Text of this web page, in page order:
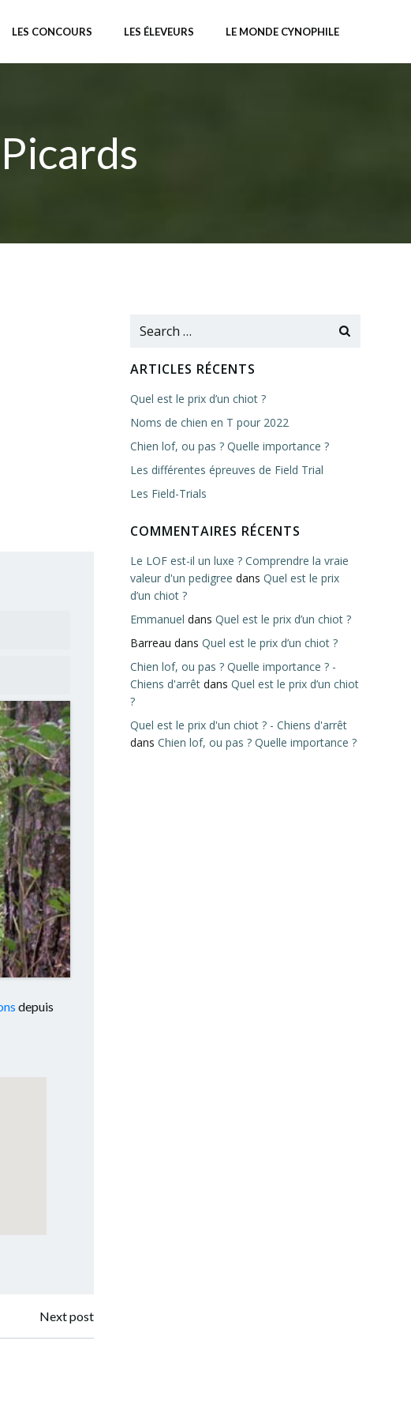
LES CONCOURS LES ÉLEVEURS LE MONDE CYNOPHILE
depuis
Next post
Search
ARTICLES RÉCENTS
Quel est le prix d’un chiot ?
Noms de chien en T pour 2022
Chien lof, ou pas ? Quelle importance ?
Les différentes épreuves de Field Trial
Les Field-Trials
COMMENTAIRES RÉCENTS
Le LOF est-il un luxe ? Comprendre la vraie
valeur d'un pedigree dans Quel est le prix
d’un chiot ?
Emmanuel dans Quel est le prix d’un chiot ?
Barreau dans Quel est le prix d’un chiot ?
Chien lof, ou pas ? Quelle importance ? -
Chiens d'arrêt dans Quel est le prix d’un chiot
?
Quel est le prix d'un chiot ? - Chiens d'arrêt
dans Chien lof, ou pas ? Quelle importance ?